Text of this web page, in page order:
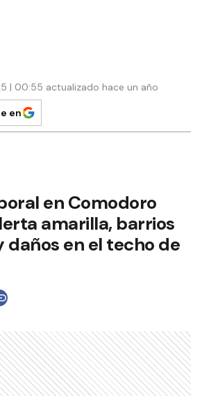
| 00:55 actualizado hace un año
en
en Comodoro
amarilla, barrios
daños en el techo de